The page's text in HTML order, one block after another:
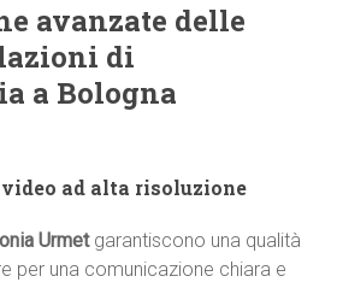
avanzate delle
di
a Bologna
ad alta risoluzione
Urmetgarantiscono una qualità
per una comunicazione chiara e